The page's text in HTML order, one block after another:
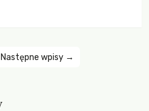
Wymagać to będzie
Następne wpisy →